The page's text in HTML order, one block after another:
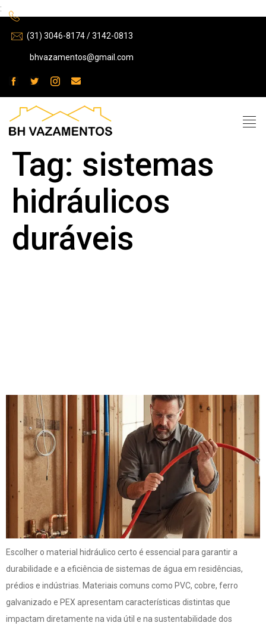
:
(31) 3046-8174 / 3142-0813
bhvazamentos@gmail.com
Tag: sistemas
hidráulicos
duráveis
Escolher o material hidráulico certo é essencial para garantir a
durabilidade e a eficiência de sistemas de água em residências,
prédios e indústrias. Materiais comuns como PVC, cobre, ferro
galvanizado e PEX apresentam características distintas que
impactam diretamente na vida útil e na sustentabilidade dos